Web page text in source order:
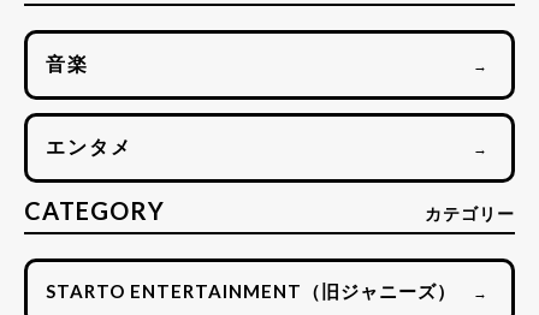
音楽 →
エンタメ →
CATEGORY カテゴリー
STARTO ENTERTAINMENT（旧ジャニーズ） →